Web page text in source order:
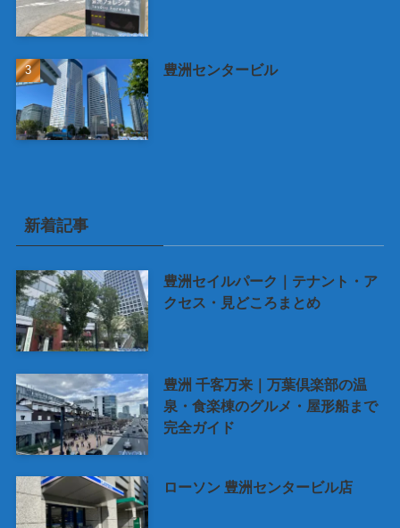
豊洲センタービル
新着記事
豊洲セイルパーク｜テナント・ア
クセス・見どころまとめ
豊洲 千客万来｜万葉倶楽部の温
泉・食楽棟のグルメ・屋形船まで
完全ガイド
ローソン 豊洲センタービル店